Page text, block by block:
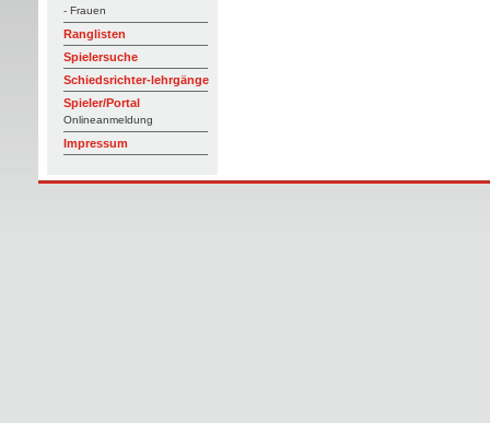
- Frauen
Ranglisten
Spielersuche
Schiedsrichter-lehrgänge
Spieler/Portal
Onlineanmeldung
Impressum